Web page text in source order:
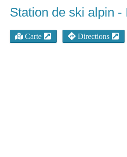
Station de ski alpin -
Carte Directions